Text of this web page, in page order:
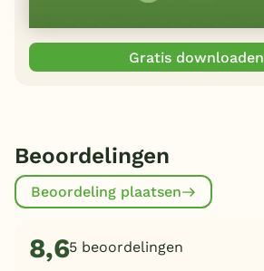
Gratis downloaden
Beoordelingen
Beoordeling plaatsen
8,65 beoordelingen